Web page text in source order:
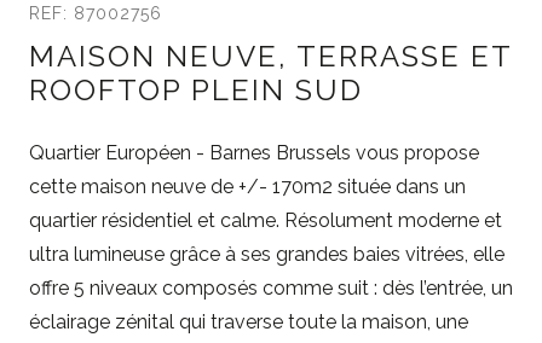
REF: 87002756
MAISON NEUVE, TERRASSE ET
ROOFTOP PLEIN SUD
Quartier Européen - Barnes Brussels vous propose
cette maison neuve de +/- 170m2 située dans un
quartier résidentiel et calme. Résolument moderne et
ultra lumineuse grâce à ses grandes baies vitrées, elle
offre 5 niveaux composés comme suit : dès l’entrée, un
éclairage zénital qui traverse toute la maison, une